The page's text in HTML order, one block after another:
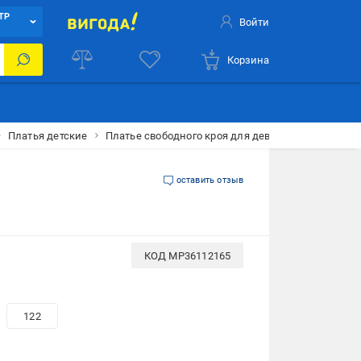
Войти
Корзина
Платья детские Платье свободного кроя для девочки ЦБ-
оставить отзыв
КОД MP36112165
122